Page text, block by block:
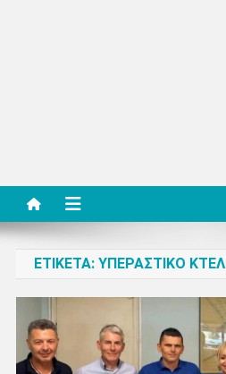
ΕΤΙΚΈΤΑ: ΥΠΕΡΑΣΤΙΚΌ ΚΤΕΛ